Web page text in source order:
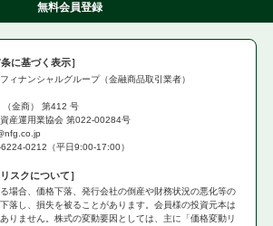
無料会員登録
に基づく表示
ナンシャルグループ（金融商品取引業者）
（金商） 第412 号
産運用業協会 第022-00284号
0212（平日9:00-17:00）
スクについて
場合、価格下落、発行会社の倒産や財務状況の悪化等の
落し、損失を被ることがあります。会員様の投資元本は
りません。株式の変動要因としては、主に「価格変動リ